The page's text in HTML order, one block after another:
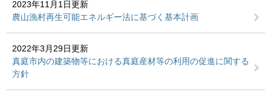
2023年11月1日更新
農山漁村再生可能エネルギー法に基づく基本計画
2022年3月29日更新
真庭市内の建築物等における真庭産材等の利用の促進に関する
方針